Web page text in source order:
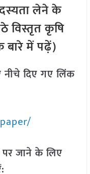
लेने के
विस्तृत कृषि
बारे में पढ़ें)
दिए गए लिंक
जाने के लिए